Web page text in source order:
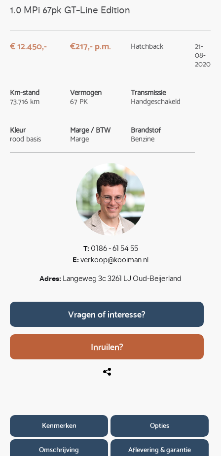
1.0 MPi 67pk GT-Line Edition
€ 12.450,- €217,- p.m. Hatchback 21-
08-
2020
Km-stand
73.716 km
Vermogen
67 PK
Transmissie
Handgeschakeld
Kleur
rood basis
Marge / BTW
Marge
Brandstof
Benzine
T: 0186 - 61 54 55
E: verkoop@kooiman.nl
Adres: Langeweg 3c 3261 LJ Oud-Beijerland
Vragen of interesse?
Inruilen?
Kenmerken Opties
Omschrijving Aflevering & garantie